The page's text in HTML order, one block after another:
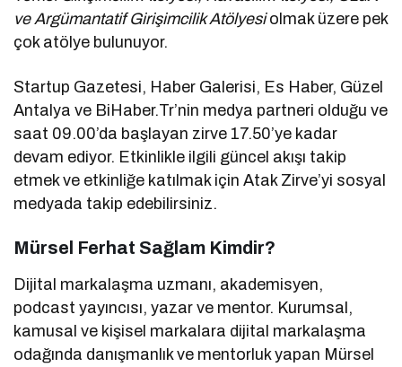
ve Argümantatif Girişimcilik Atölyesiolmak üzere pek
çok atölye bulunuyor.
Startup Gazetesi, Haber Galerisi, Es Haber, Güzel
Antalya ve BiHaber.Tr’nin medya partneri olduğu ve
saat 09.00’da başlayan zirve 17.50’ye kadar
devam ediyor. Etkinlikle ilgili güncel akışı takip
etmek ve etkinliğe katılmak için Atak Zirve’yi sosyal
medyada takip edebilirsiniz.
Mürsel Ferhat Sağlam Kimdir?
Dijital markalaşma uzmanı, akademisyen,
podcast yayıncısı, yazar ve mentor. Kurumsal,
kamusal ve kişisel markalara dijital markalaşma
odağında danışmanlık ve mentorluk yapan Mürsel